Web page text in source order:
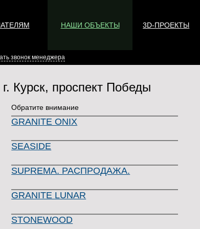
НАШИ ОБЪЕКТЫ 3D-ПРОЕКТЫ
звонок менеджера
Курск, проспект Победы
Обратите внимание
GRANITE ONIX
SEASIDE
SUPREMA. РАСПРОДАЖА.
GRANITE LUNAR
STONEWOOD